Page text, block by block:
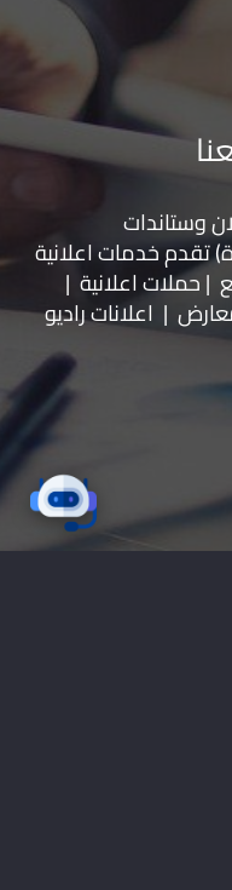
وستاندات
تقدم خدمات اعلانية
حملات اعلانية |
| اعلانات راديو